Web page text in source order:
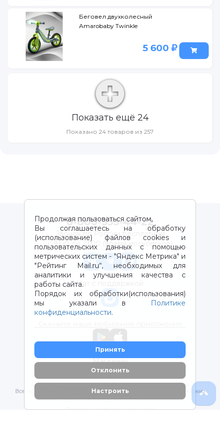
Беговел двухколесный
Amarobaby Twinkle
5 600
Показать ещё 24
Показано 24 товаров из 257
Продолжая пользоваться сайтом,
Вы соглашаетесь на обработку
(использование) файлов cookies и
пользовательских данных с помощью
метрических систем - "Яндекс Метрика" и
"Рейтинг Mail.ru“, необходимых для
аналитики и улучшения качества с
работы сайта.
Порядок их обработки(использования)
мы указали в
Политике
конфиденциальности.
Принять
Отклонить
Настроить
8-800-333-44-22
Звонок по России бесплатный
с 9:00 до 21:00 (время московское)
Чат с поддержкой
Магазины
2012-2026 © ООО "ВОТОНЯ". Детские товары с доставкой
Все права защищены. Любое использование материалов возможно
только с письменного разрешения владельцев сайта.
Политика конфиденциальности